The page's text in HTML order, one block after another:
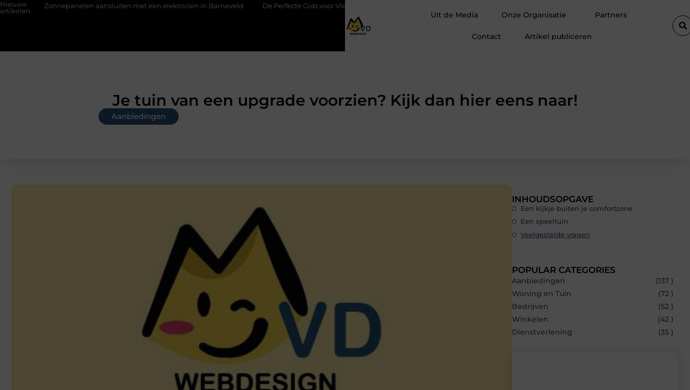
Nieuwe
artikelen
aansluiten met een elektricien in Barneveld De Perfecte Gids voor Vloerbedekking in Purmerend
Uit de Media Onze Organisatie Partners
Contact Artikel publiceren
Je tuin van een upgrade voorzien? Kijk dan hier eens naar!
Aanbiedingen
INHOUDSOPGAVE
Een kijkje buiten je comfortzone
Een speeltuin
Veelgestelde vragen
POPULAR CATEGORIES
Aanbiedingen
(137 )
Woning en Tuin
(72 )
Bedrijven
(52 )
Winkelen
(42 )
Dienstverlening
(35 )